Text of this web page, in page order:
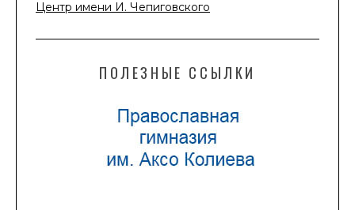
Центр имени И. Чепиговского
ПОЛЕЗНЫЕ ССЫЛКИ